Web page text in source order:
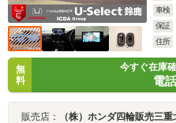
車検
保証
住所
無
料
今すぐ在庫
電
販売店： （株）ホンダ四輪販売三重北 ホ